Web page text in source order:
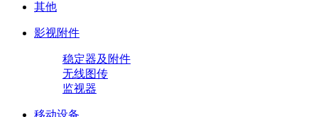
其他
影视附件
稳定器及附件
无线图传
监视器